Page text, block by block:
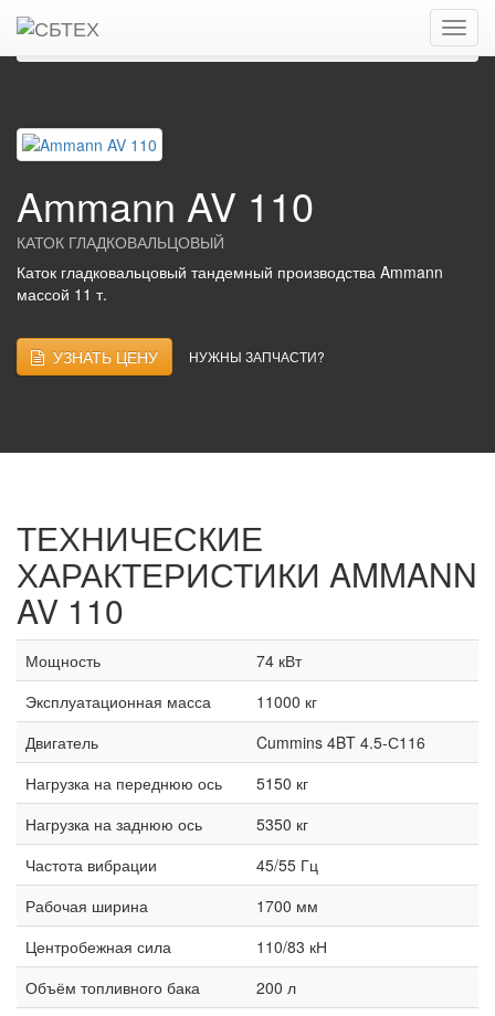
Главная
Гладковальцовые катки
Ammann AV 110
Ammann AV 110
КАТОК ГЛАДКОВАЛЬЦОВЫЙ
Каток гладковальцовый тандемный производства Ammann
массой 11 т.
УЗНАТЬ ЦЕНУ НУЖНЫ ЗАПЧАСТИ?
ТЕХНИЧЕСКИЕ
ХАРАКТЕРИСТИКИ AMMANN
AV 110
Мощность
74 кВт
Эксплуатационная масса
11000 кг
Двигатель
Cummins 4BT 4.5-С116
Нагрузка на переднюю ось
5150 кг
Нагрузка на заднюю ось
5350 кг
Частота вибрации
45/55 Гц
Рабочая ширина
1700 мм
Центробежная сила
110/83 кН
Объём топливного бака
200 л